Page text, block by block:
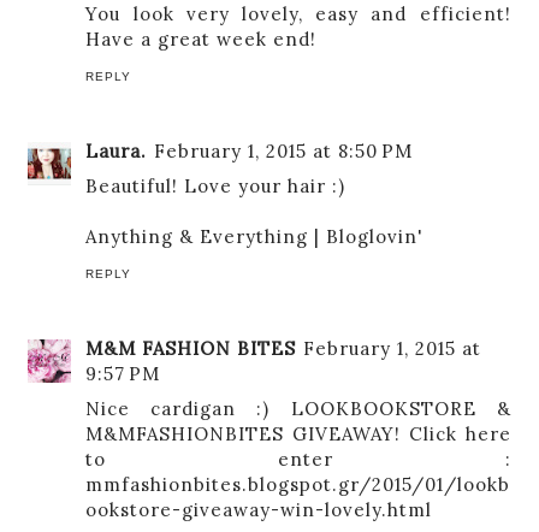
You look very lovely, easy and efficient!
Have a great week end!
REPLY
Laura. February 1, 2015 at 8:50 PM
Beautiful! Love your hair :)
Anything & Everything | Bloglovin'
REPLY
M&M FASHION BITES February 1, 2015 at
9:57 PM
Nice cardigan :) LOOKBOOKSTORE &
M&MFASHIONBITES GIVEAWAY! Click here
to enter :
mmfashionbites.blogspot.gr/2015/01/lookb
ookstore-giveaway-win-lovely.html